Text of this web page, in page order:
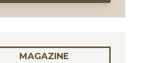
MAGAZINE